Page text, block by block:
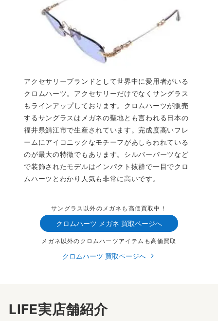
アクセサリーブランドとして世界中に愛用者がいる
クロムハーツ。アクセサリーだけでなくサングラス
もラインアップしております。クロムハーツが販売
するサングラスはメガネの聖地とも言われる日本の
福井県鯖江市で生産されています。完成度高いフレ
ームにアイコニックなモチーフがあしらわれている
のが最大の特徴でもあります。シルバーパーツなど
で装飾されたモデルはインパクト抜群で一目でクロ
ムハーツとわかり人気も非常に高いです。
サングラス以外のメガネも高価買取中！
クロムハーツ メガネ 買取ページへ
メガネ以外のクロムハーツアイテムも高価買取
クロムハーツ 買取ページへ
LIFE実店舗紹介